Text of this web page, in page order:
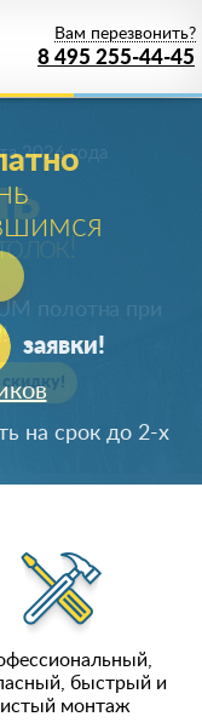
8 495 255-44-45
Вам перезвонить?
2026 года
полотна при
!
скидку!
быстрый и
монтаж